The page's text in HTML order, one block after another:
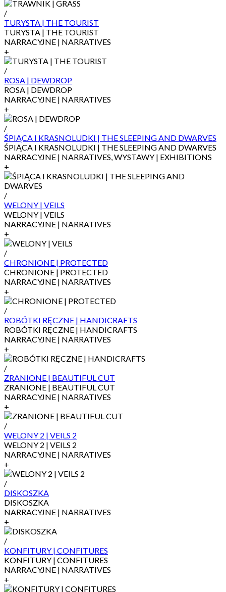
/
TURYSTA | THE TOURIST
TURYSTA | THE TOURIST
NARRACYJNE | NARRATIVES
+
/
ROSA | DEWDROP
ROSA | DEWDROP
NARRACYJNE | NARRATIVES
+
/
ŚPIĄCA I KRASNOLUDKI | THE SLEEPING AND DWARVES
ŚPIĄCA I KRASNOLUDKI | THE SLEEPING AND DWARVES
NARRACYJNE | NARRATIVES, WYSTAWY | EXHIBITIONS
+
/
WELONY | VEILS
WELONY | VEILS
NARRACYJNE | NARRATIVES
+
/
CHRONIONE | PROTECTED
CHRONIONE | PROTECTED
NARRACYJNE | NARRATIVES
+
/
ROBÓTKI RĘCZNE | HANDICRAFTS
ROBÓTKI RĘCZNE | HANDICRAFTS
NARRACYJNE | NARRATIVES
+
/
ZRANIONE | BEAUTIFUL CUT
ZRANIONE | BEAUTIFUL CUT
NARRACYJNE | NARRATIVES
+
/
WELONY 2 | VEILS 2
WELONY 2 | VEILS 2
NARRACYJNE | NARRATIVES
+
/
DISKOSZKA
DISKOSZKA
NARRACYJNE | NARRATIVES
+
/
KONFITURY | CONFITURES
KONFITURY | CONFITURES
NARRACYJNE | NARRATIVES
+